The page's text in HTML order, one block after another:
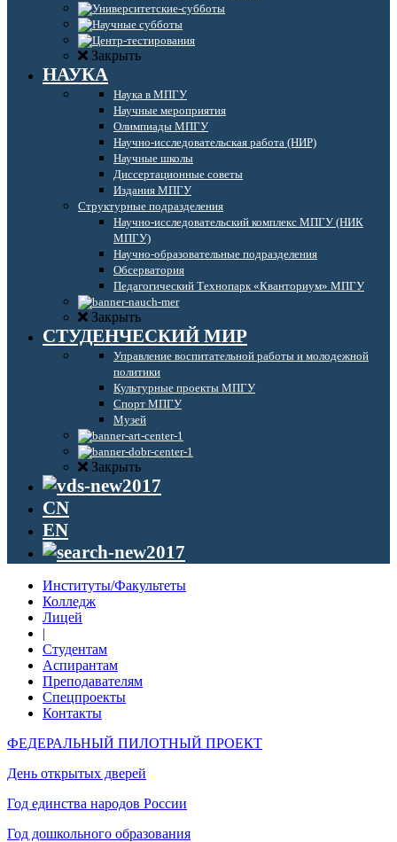
Закрыть
НАУКА
Наука в МПГУ
Научные мероприятия
Олимпиады МПГУ
Научно-исследовательская работа (НИР)
Научные школы
Диссертационные советы
Издания МПГУ
Структурные подразделения
Научно-исследовательский комплекс МПГУ (НИК
МПГУ)
Научно-образовательные подразделения
Обсерватория
Педагогический Технопарк «Кванториум» МПГУ
Закрыть
СТУДЕНЧЕСКИЙ МИР
Управление воспитательной работы и молодежной
политики
Культурные проекты МПГУ
Спорт МПГУ
Музей
Закрыть
CN
EN
Институты/Факультеты
Колледж
Лицей
|
Студентам
Аспирантам
Преподавателям
Спецпроекты
Контакты
ФЕДЕРАЛЬНЫЙ ПИЛОТНЫЙ ПРОЕКТ
День открытых дверей
Год единства народов России
Год дошкольного образования